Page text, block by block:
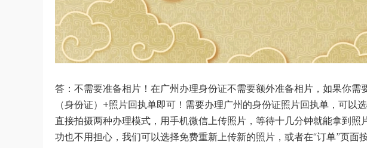
答：不需要准备相片！在广州办理身份证不需要额外准备相片，如果你需
（身份证）+照片回执单即可！需要办理广州的身份证照片回执单，可以
直接拍摄两种办理模式，用手机微信上传照片，等待十几分钟就能拿到
功也不用担心，我们可以选择免费重新上传新的照片，或者在“订单”页面